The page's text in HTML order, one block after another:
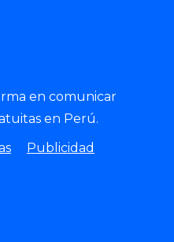
en comunicar
en Perú.
Publicidad